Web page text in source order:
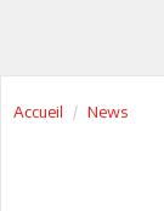
Accueil News